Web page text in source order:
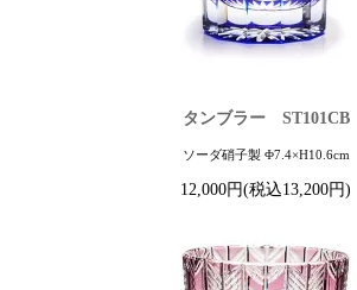
タンブラー ST101CB
ソーダ硝子製 Φ7.4×H10.6cm
12,000円(税込13,200円)